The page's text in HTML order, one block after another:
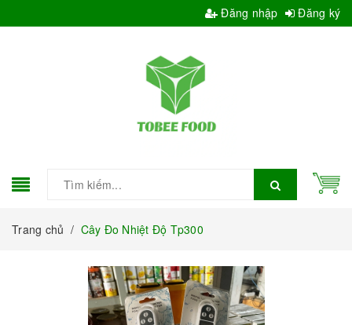
Đăng nhập Đăng ký
Trang chủ / Cây Đo Nhiệt Độ Tp300